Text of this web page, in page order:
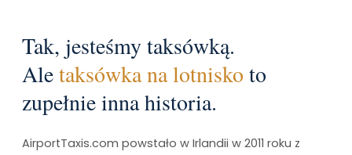
Tak, jesteśmy taksówką.
Aletaksówka na lotnisko to
zupełnie inna historia.
AirportTaxis.com powstało w Irlandii w 2011 roku z